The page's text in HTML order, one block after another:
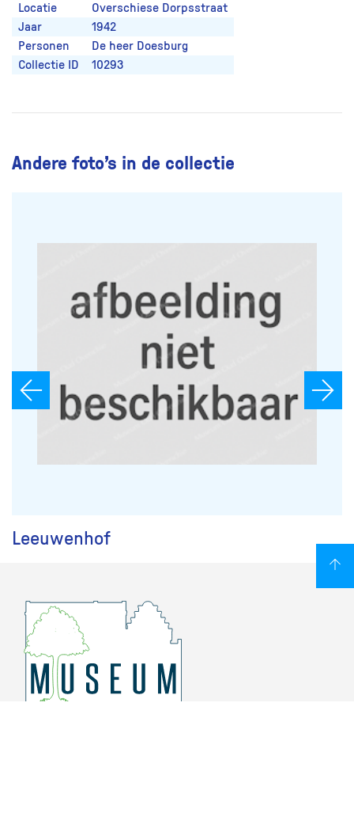
Locatie
Overschiese Dorpsstraat
Jaar
1942
Personen
De heer Doesburg
Collectie ID
10293
Andere foto’s in de collectie
Leeuwenhof